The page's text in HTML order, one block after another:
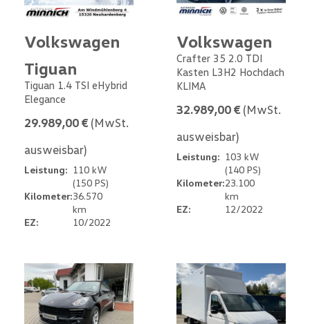
Volkswagen
Tiguan
Tiguan 1.4 TSI eHybrid
Elegance
29.989,00 € (MwSt.
ausweisbar)
Leistung: 110 kW
(150 PS)
Kilometer:36.570
km
EZ:
10/2022
Volkswagen
Crafter 35 2.0 TDI
Kasten L3H2 Hochdach
KLIMA
32.989,00 € (MwSt.
ausweisbar)
Leistung: 103 kW
(140 PS)
Kilometer:23.100
km
EZ:
12/2022